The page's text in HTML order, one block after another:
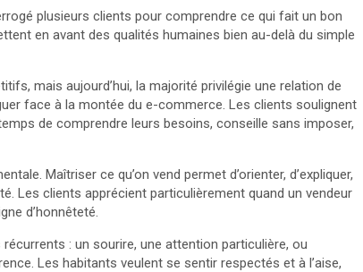
plusieurs clients pour comprendre ce qui fait un bon
en avant des qualités humaines bien au-delà du simple
mais aujourd’hui, la majorité privilégie une relation de
face à la montée du e-commerce. Les clients soulignent
de comprendre leurs besoins, conseille sans imposer,
Maîtriser ce qu’on vend permet d’orienter, d’expliquer,
Les clients apprécient particulièrement quand un vendeur
d’honnêteté.
: un sourire, une attention particulière, ou
Les habitants veulent se sentir respectés et à l’aise,